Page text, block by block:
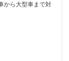
から大型車まで対